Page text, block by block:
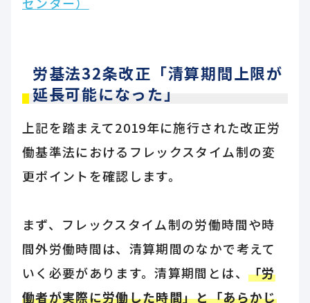
労基法32条改正「清算期間上限が
延長可能になった」
上記を踏まえて2019年に施行された改正労
働基準法におけるフレックスタイム制の変
更ポイントを確認します。
まず、フレックスタイム制の労働時間や時
間外労働時間は、清算期間のなかで考えて
いく必要があります。清算期間とは、 「労
働者が実際に労働した時間」と「あらかじ